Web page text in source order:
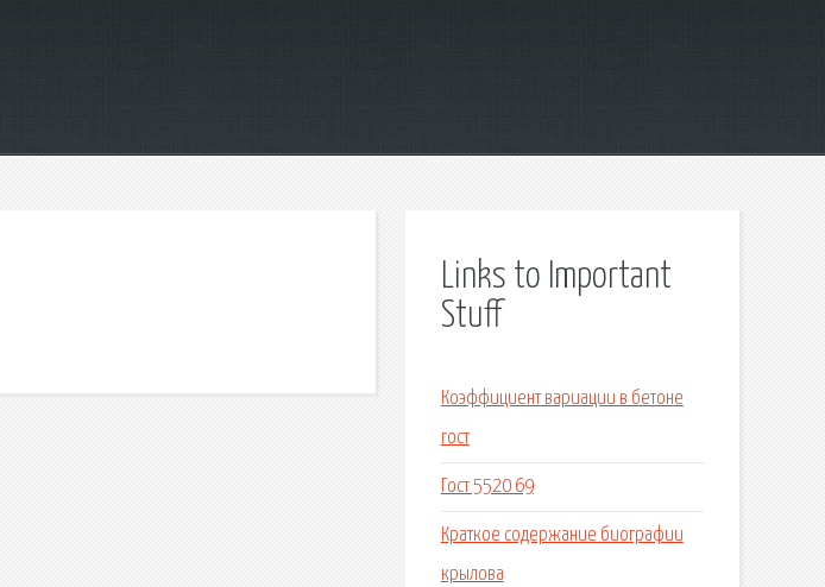
Links to Important
Stuff
Коэффициент вариации в бетоне
гост
Гост 5520 69
Краткое содержание биографии
крылова